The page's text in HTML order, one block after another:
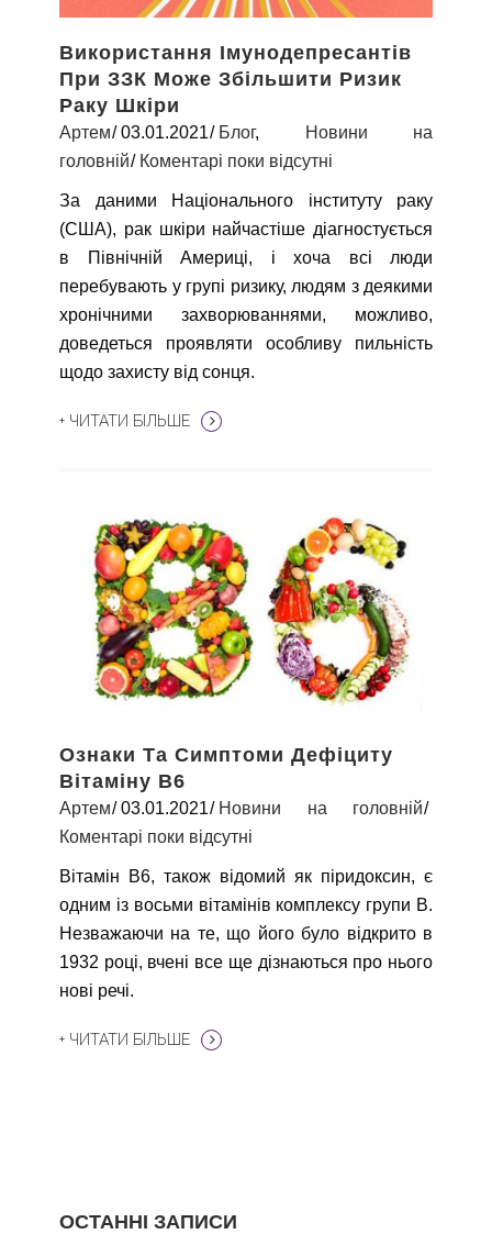
Використання Імунодепресантів
При ЗЗК Може Збільшити Ризик
Раку Шкіри
Артем 03.01.2021 Блог,
Новини на
головній
Коментарі поки відсутні
За даними Національного інституту раку
(США), рак шкіри найчастіше діагностується
в Північній Америці, і хоча всі люди
перебувають у групі ризику, людям з деякими
хронічними захворюваннями, можливо,
доведеться проявляти особливу пильність
щодо захисту від сонця.
+ ЧИТАТИ БІЛЬШЕ
Ознаки Та Симптоми Дефіциту
Вітаміну В6
Артем 03.01.2021
Новини на головній
Коментарі поки відсутні
Вітамін В6, також відомий як піридоксин, є
одним із восьми вітамінів комплексу групи В.
Незважаючи на те, що його було відкрито в
1932 році, вчені все ще дізнаються про нього
нові речі.
+ ЧИТАТИ БІЛЬШЕ
ОСТАННІ ЗАПИСИ